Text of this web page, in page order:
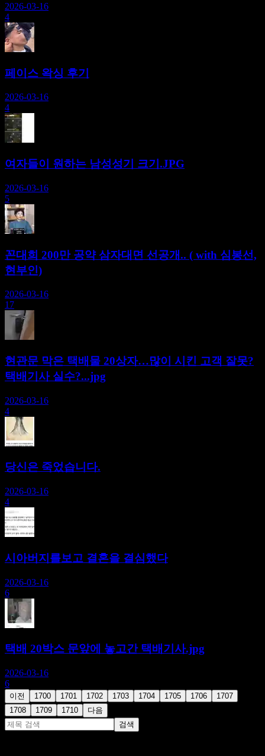
2026-03-16
4
페이스 왁싱 후기
2026-03-16
4
여자들이 원하는 남성성기 크기.JPG
2026-03-16
5
꼰대희 200만 공약 삼자대면 선공개.. ( with 심봉선,
현부인)
2026-03-16
17
현관문 막은 택배물 20상자…많이 시킨 고객 잘못?
택배기사 실수?...jpg
2026-03-16
4
당신은 죽었습니다.
2026-03-16
4
시아버지를보고 결혼을 결심했다
2026-03-16
6
택배 20박스 문앞에 놓고간 택배기사.jpg
2026-03-16
6
이전 1700 1701 1702 1703 1704 1705 1706
1707
1708
1709 1710
다음
검색